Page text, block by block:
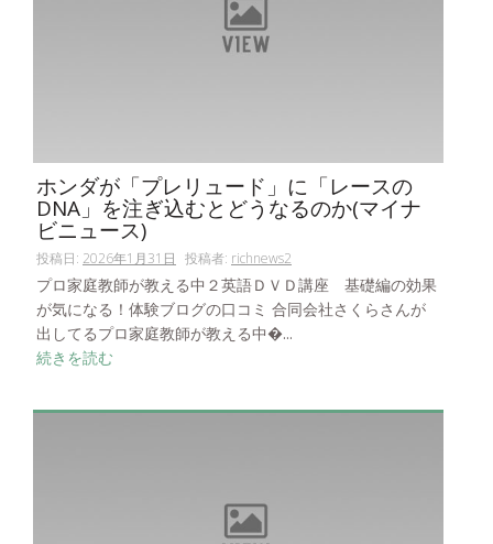
ホンダが「プレリュード」に「レースの
DNA」を注ぎ込むとどうなるのか(マイナ
ビニュース)
投稿日: 2026年1月31日 投稿者: richnews2
プロ家庭教師が教える中２英語ＤＶＤ講座 基礎編の効果
が気になる！体験ブログの口コミ 合同会社さくらさんが
出してるプロ家庭教師が教える中�...
続きを読む